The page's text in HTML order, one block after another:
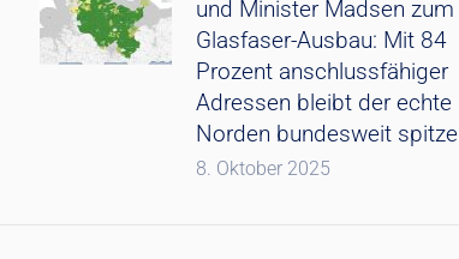
und Minister Madsen zum
Glasfaser-Ausbau: Mit 84
Prozent anschlussfähiger
Adressen bleibt der echte
Norden bundesweit spitze
8. Oktober 2025